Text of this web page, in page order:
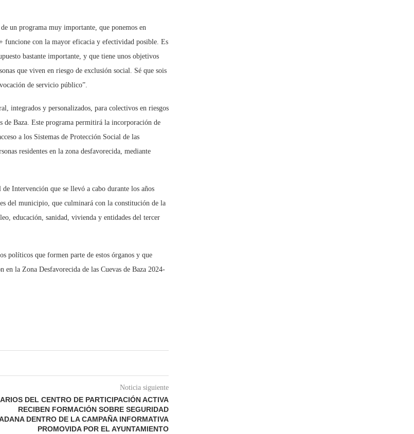
un programa muy importante, que ponemos en
funcione con la mayor eficacia y efectividad posible. Es
bastante importante, y que tiene unos objetivos
que viven en riesgo de exclusión social. Sé que sois
de servicio público”.
integrados y personalizados, para colectivos en riesgos
de Baza. Este programa permitirá la incorporación de
a los Sistemas de Protección Social de las
residentes en la zona desfavorecida, mediante
Intervención que se llevó a cabo durante los años
del municipio, que culminará con la constitución de la
educación, sanidad, vivienda y entidades del tercer
políticos que formen parte de estos órganos y que
la Zona Desfavorecida de las Cuevas de Baza 2024-
Noticia siguiente
DEL CENTRO DE PARTICIPACIÓN ACTIVA
RECIBEN FORMACIÓN SOBRE SEGURIDAD
DENTRO DE LA CAMPAÑA INFORMATIVA
PROMOVIDA POR EL AYUNTAMIENTO